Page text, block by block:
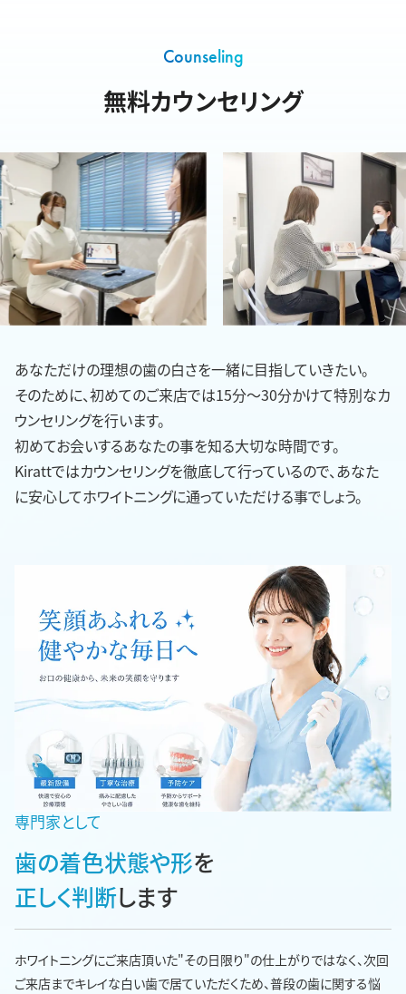
Counseling
無料カウンセリング
あなただけの理想の歯の白さを一緒に目指していきたい。
そのために、初めてのご来店では15分〜30分かけて特別なカ
ウンセリングを行います。
初めてお会いするあなたの事を知る大切な時間です。
Kirattではカウンセリングを徹底して行っているので、あなた
に安心してホワイトニングに通っていただける事でしょう。
専門家として
歯の着色状態や形を
正しく判断します
ホワイトニングにご来店頂いた"その日限り"の仕上がりではなく、次回
ご来店までキレイな白い歯で居ていただくため、普段の歯に関する悩